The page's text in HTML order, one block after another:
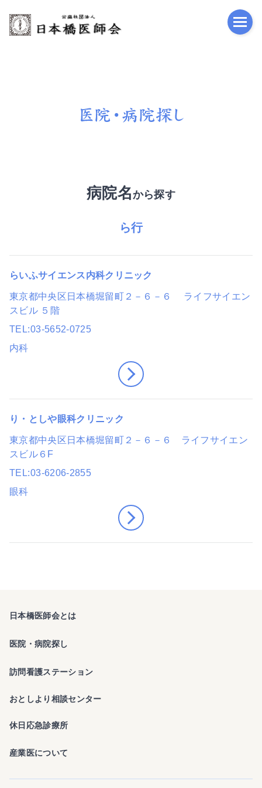
公益
病院名から探す
ら行
らいふサイエンス内科クリニック
東京都中央区日本橋堀留町２－６－６ ライフサイエン
スビル ５階
TEL 03-5652-0725
内科
り・としや眼科クリニック
東京都中央区日本橋堀留町２－６－６ ライフサイエン
スビル６F
TEL 03-6206-2855
眼科
日本橋医師会とは
医院・病院探し
訪問看護ステーション
おとしより相談センター
休日応急診療所
産業医について